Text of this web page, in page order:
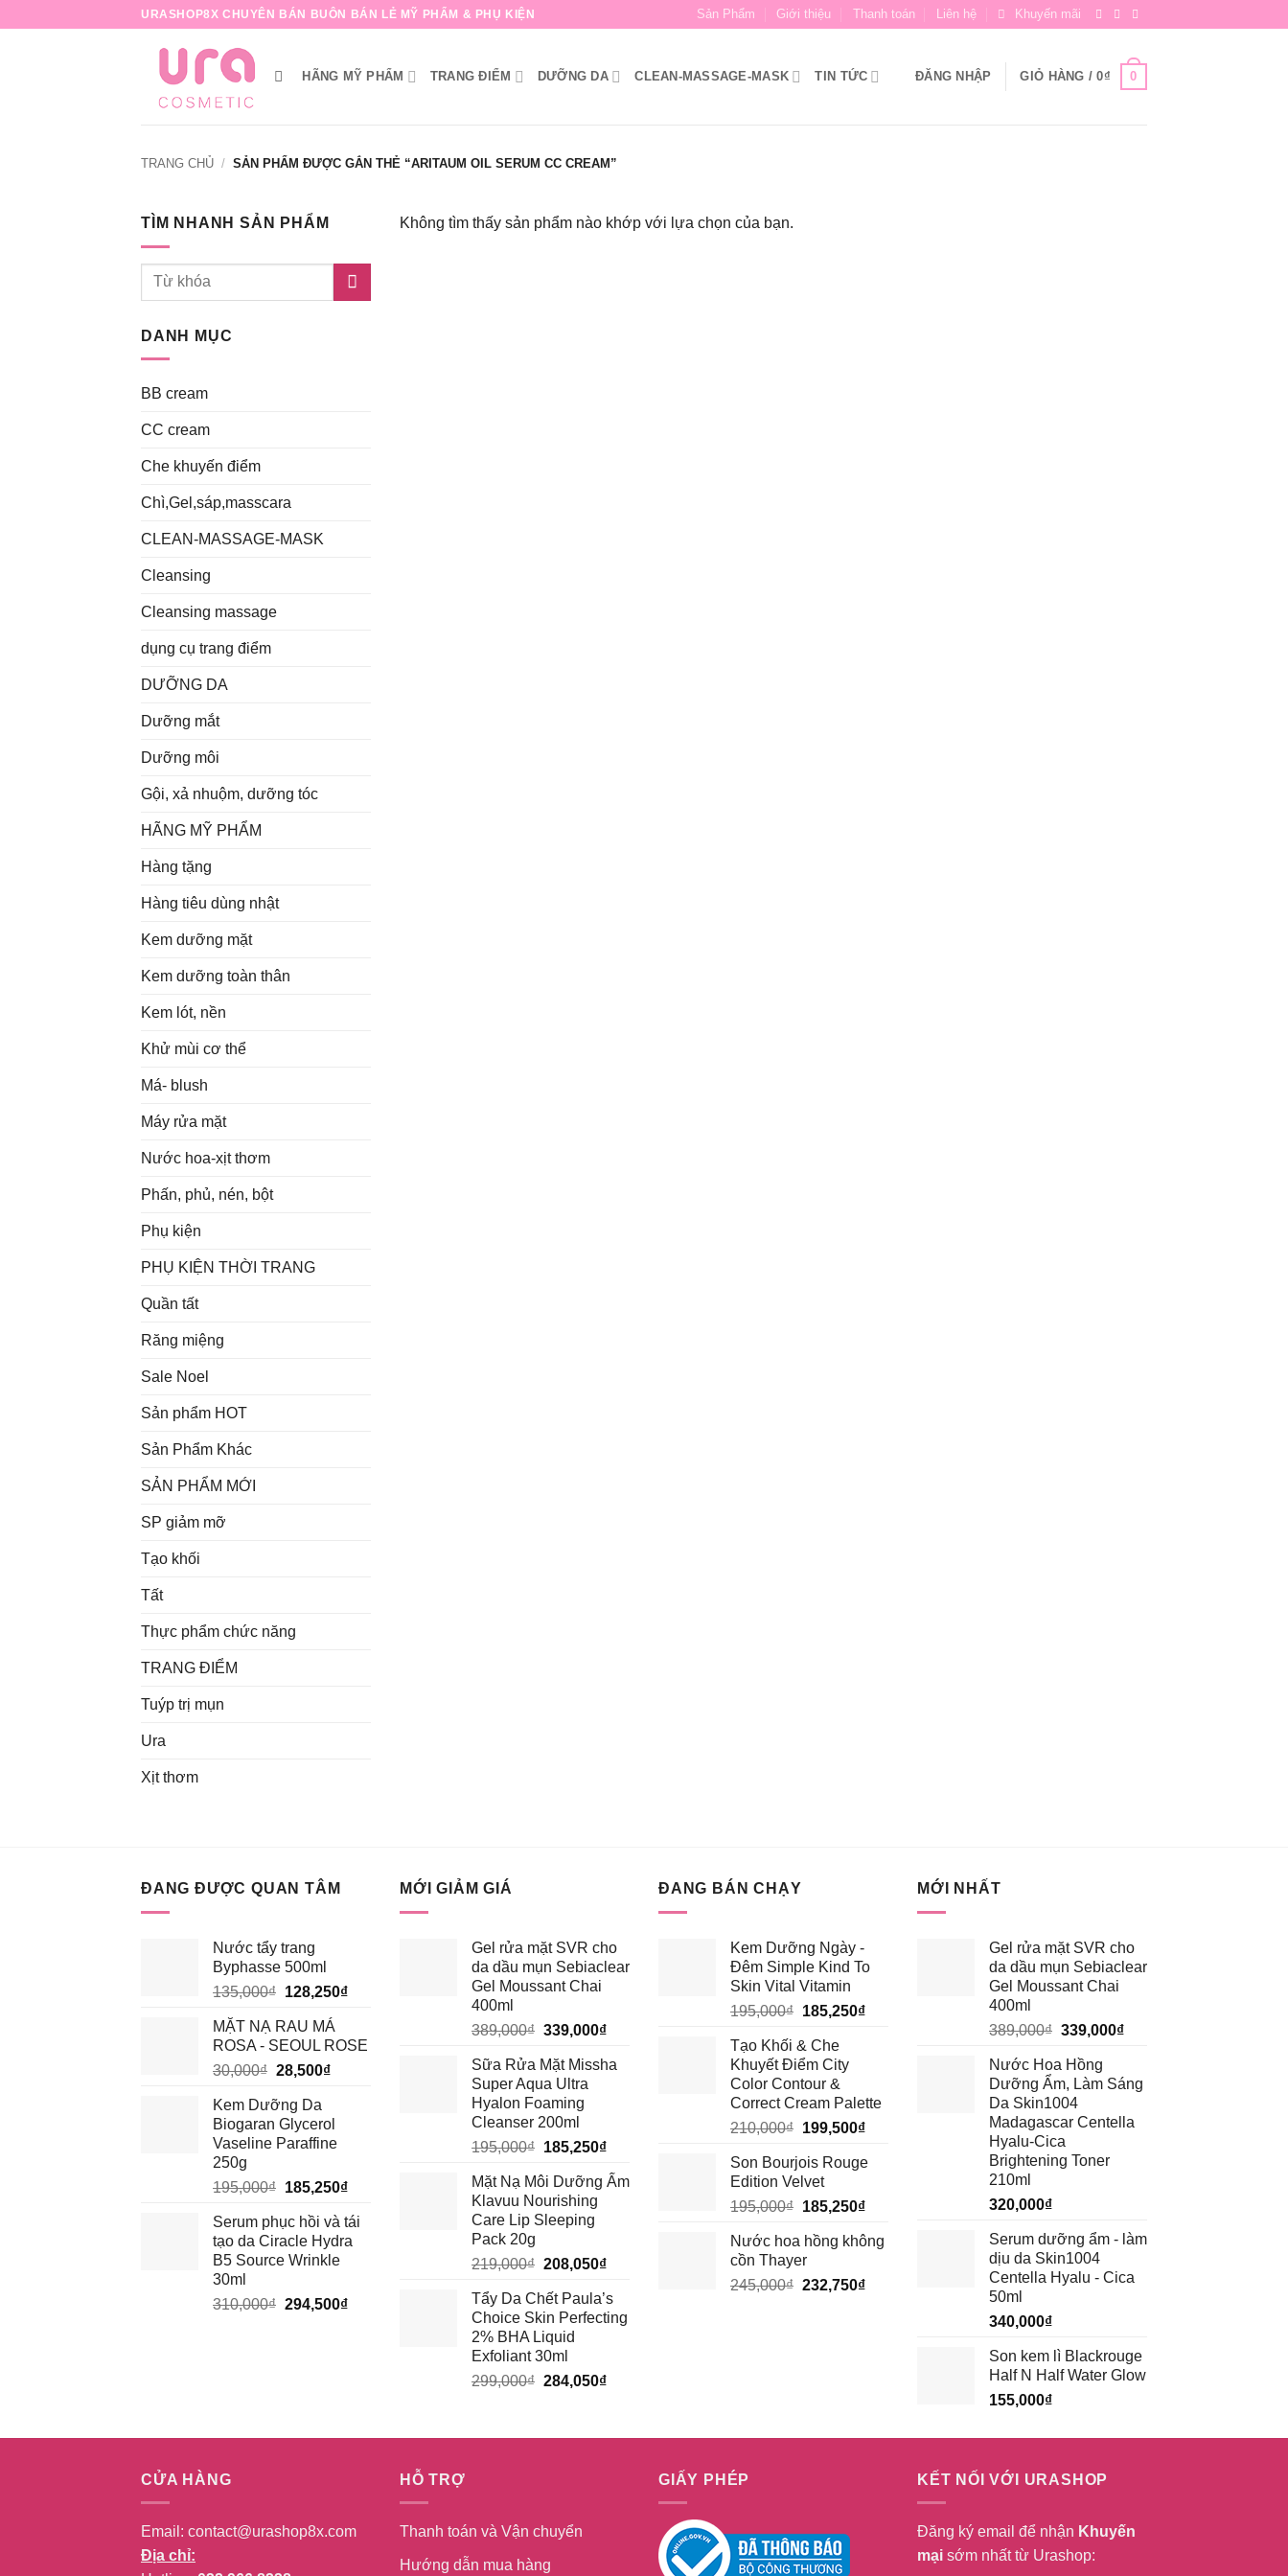
URASHOP8X CHUYÊN BÁN BUÔN BÁN LẺ MỸ PHẨM & PHỤ KIỆN Sản Phẩm Giới thiệu Thanh toán Liên hệ Khuyến mãi
HÃNG MỸ PHẨM TRANG ĐIỂM DƯỠNG DA CLEAN-MASSAGE-MASK TIN TỨC ĐĂNG NHẬP GIỎ HÀNG /0₫ 0
TRANG CHỦ / SẢN PHẨM ĐƯỢC GẮN THẺ “ARITAUM OIL SERUM CC CREAM”
TÌM NHANH SẢN PHẨM
Tìm
DANH MỤC
BB cream
CC cream
Che khuyến điểm
Chì,Gel,sáp,masscara
CLEAN-MASSAGE-MASK
Cleansing
Cleansing massage
dụng cụ trang điểm
DƯỠNG DA
Dưỡng mắt
Dưỡng môi
Gội, xả nhuộm, dưỡng tóc
HÃNG MỸ PHẨM
Hàng tặng
Hàng tiêu dùng nhật
Kem dưỡng mặt
Kem dưỡng toàn thân
Kem lót, nền
Khử mùi cơ thể
Má- blush
Máy rửa mặt
Nước hoa-xịt thơm
Phấn, phủ, nén, bột
Phụ kiện
PHỤ KIỆN THỜI TRANG
Quần tất
Răng miệng
Sale Noel
Sản phẩm HOT
Sản Phẩm Khác
SẢN PHẨM MỚI
SP giảm mỡ
Tạo khối
Tất
Thực phẩm chức năng
TRANG ĐIỂM
Tuýp trị mụn
Ura
Xịt thơm
Không tìm thấy sản phẩm nào khớp với lựa chọn của bạn.
ĐANG ĐƯỢC QUAN TÂM
Nước tẩy trang
Byphasse 500ml
135,000₫ Giá
là:
135,000₫.
128,250₫Giá
là:
MẶT NẠ RAU MÁ
ROSA - SEOUL ROSE
30,000₫ Giá
là:
30,000₫.
28,500₫Giá
là:
28,500₫.
Kem Dưỡng Da
Biogaran Glycerol
Vaseline Paraffine
250g
195,000₫ Giá
là:
195,000₫.
185,250₫Giá
tại
là:
Serum phục hồi và tái
tạo da Ciracle Hydra
B5 Source Wrinkle
30ml
310,000₫ Giá
294,500₫Giá
MỚI GIẢM GIÁ
Gel rửa mặt SVR cho
da dầu mụn Sebiaclear
Gel Moussant Chai
400ml
389,000₫ Giá
là:
389,000₫.
339,000₫Giá
tại
Sữa Rửa Mặt Missha
Super Aqua Ultra
Hyalon Foaming
Cleanser 200ml
195,000₫ Giá
là:
195,000₫.
185,250₫Giá
tại
Mặt Nạ Môi Dưỡng Ẩm
Klavuu Nourishing
Care Lip Sleeping
Pack 20g
219,000₫ Giá
là:
219,000₫.
208,050₫Giá
tại
là:
Tẩy Da Chết Paula’s
Choice Skin Perfecting
2% BHA Liquid
Exfoliant 30ml
299,000₫ Giá
299,000₫.
284,050₫Giá
là:
ĐANG BÁN CHẠY
Kem Dưỡng Ngày -
Đêm Simple Kind To
Skin Vital Vitamin
195,000₫ Giá
là:
195,000₫.
185,250₫Giá
Tạo Khối & Che
Khuyết Điểm City
Color Contour &
Correct Cream Palette
210,000₫ Giá
là:
210,000₫.
199,500₫Giá
tại
199,500₫.
Son Bourjois Rouge
Edition Velvet
195,000₫ Giá
là:
195,000₫.
185,250₫Giá
tại
185,250₫.
Nước hoa hồng không
cồn Thayer
245,000₫ Giá
232,750₫Giá
MỚI NHẤT
Gel rửa mặt SVR cho
da dầu mụn Sebiaclear
Gel Moussant Chai
400ml
389,000₫ Giá
là:
389,000₫.
339,000₫Giá
là:
Nước Hoa Hồng
Dưỡng Ẩm, Làm Sáng
Da Skin1004
Madagascar Centella
Hyalu-Cica
Brightening Toner
210ml
320,000₫
Serum dưỡng ẩm - làm
dịu da Skin1004
Centella Hyalu - Cica
50ml
340,000₫
Son kem lì Blackrouge
Half N Half Water Glow
155,000₫
CỬA HÀNG
Email: contact@urashop8x.com
Địa chỉ:
HỖ TRỢ
Thanh toán và Vận chuyển
Hướng dẫn mua hàng
GIẤY PHÉP KẾT NỐI VỚI URASHOP
Đăng ký email để nhận Khuyến
mại sớm nhất từ Urashop: